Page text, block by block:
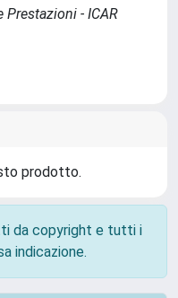
- ICAR
prodotto.
da copyright e tutti i
indicazione.